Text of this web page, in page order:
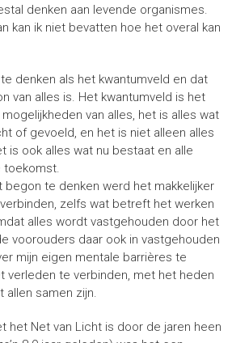
denken aan levende organismes.
kan ik niet bevatten hoe het overal kan
denken als het kwantumveld en dat
van alles is. Het kwantumveld is het
van alles, het is alles wat
of gevoeld, en het is niet alleen alles
is ook alles wat nu bestaat en alle
toekomst.
begon te denken werd het makkelijker
zelfs wat betreft het werken
alles wordt vastgehouden door het
voorouders daar ook in vastgehouden
mijn eigen mentale barrières te
verleden te verbinden, met het heden
allen samen zijn.
het Net van Licht is door de jaren heen